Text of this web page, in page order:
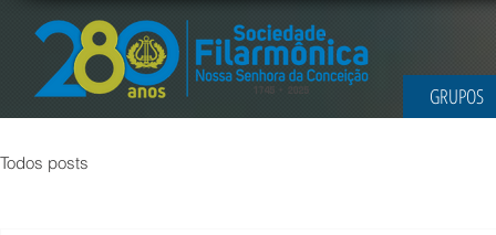
GRUPOS
Todos posts